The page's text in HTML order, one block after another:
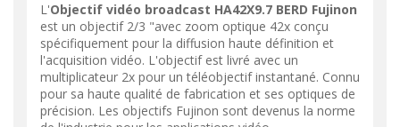
L'Objectif vidéo broadcast HA42X9.7 BERD Fujinon
est un objectif 2/3 "avec zoom optique 42x conçu
spécifiquement pour la diffusion haute définition et
l'acquisition vidéo. L'objectif est livré avec un
multiplicateur 2x pour un téléobjectif instantané. Connu
pour sa haute qualité de fabrication et ses optiques de
précision. Les objectifs Fujinon sont devenus la norme